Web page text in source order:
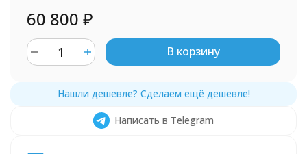
60 800 ₽
В корзину
Написать в Telegram